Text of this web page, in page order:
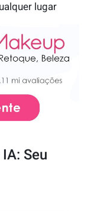
lugar
Seu